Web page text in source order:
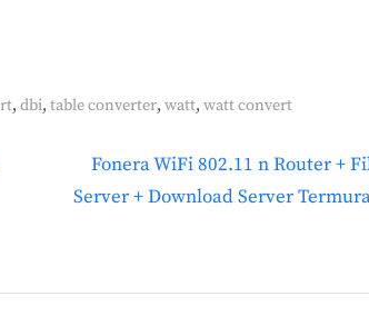
, dbi, table converter, watt, watt convert
N
e
P
Fonera WiFi 802.11 n Router +
Server + Download Server